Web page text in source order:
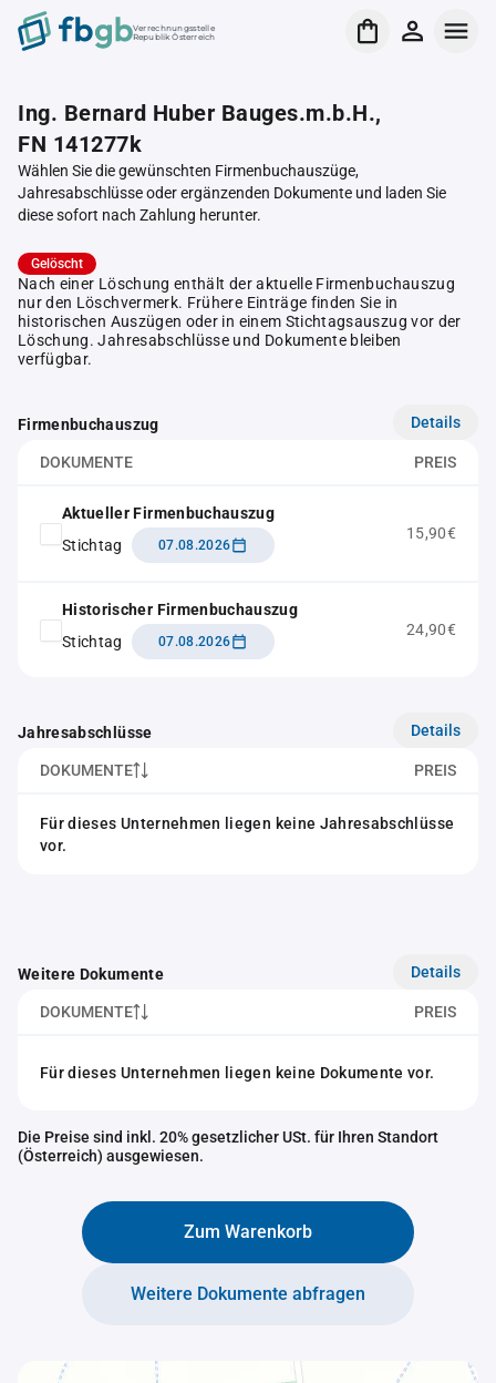
Verrechnungsstelle
Republik Österreich
Ing. Bernard Huber Bauges.m.b.H.,
FN 141277k
Wählen Sie die gewünschten Firmenbuchauszüge,
Jahresabschlüsse oder ergänzenden Dokumente und laden Sie
diese sofort nach Zahlung herunter.
Gelöscht
Nach einer Löschung enthält der aktuelle Firmenbuchauszug
nur den Löschvermerk. Frühere Einträge finden Sie in
historischen Auszügen oder in einem Stichtagsauszug vor der
Löschung. Jahresabschlüsse und Dokumente bleiben
verfügbar.
Firmenbuchauszug Details
DOKUMENTE PREIS
Aktueller Firmenbuchauszug
Stichtag
07.08.2026
15,90€
Historischer Firmenbuchauszug
Stichtag
07.08.2026
24,90€
Jahresabschlüsse Details
DOKUMENTE PREIS
Für dieses Unternehmen liegen keine Jahresabschlüsse
vor.
Weitere Dokumente Details
DOKUMENTE PREIS
Für dieses Unternehmen liegen keine Dokumente vor.
Die Preise sind inkl. 20% gesetzlicher USt. für Ihren Standort
(Österreich) ausgewiesen.
Zum Warenkorb
Weitere Dokumente abfragen